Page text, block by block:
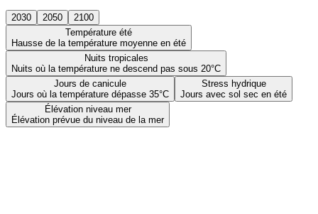
2030 2050
2100
Température été
Hausse de la température moyenne en été
Nuits tropicales
Nuits où la température ne descend pas sous 20°C
Jours de canicule
Jours où la température dépasse 35°C
Stress hydrique
Jours avec sol sec en été
Élévation niveau mer
Élévation prévue du niveau de la mer